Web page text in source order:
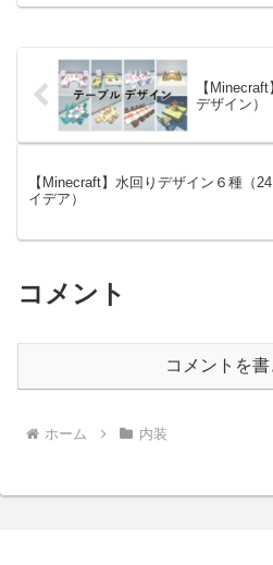
【
デザイン）
【Minecraft】水回りデザイン６種（
イデア）
コメント
コメントを
ホーム 内装